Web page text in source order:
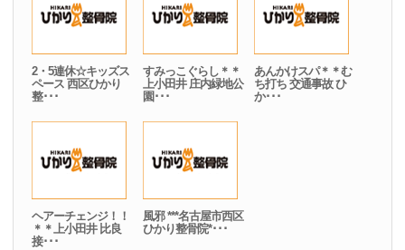
2・5連休☆キッズス
ペース 西区ひかり
整･･･
すみっこぐらし＊＊
上小田井 庄内緑地公
園･･･
あんかけスパ＊＊む
ち打ち 交通事故 ひ
か･･･
ヘアーチェンジ！！
＊＊上小田井 比良
接･･･
風邪 ***名古屋市西区
ひかり整骨院*･･･